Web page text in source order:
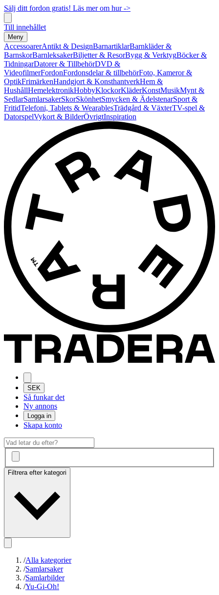
Sälj ditt fordon gratis! Läs mer om hur ->
Till innehållet
Meny
AccessoarerAntikt & DesignBarnartiklarBarnkläder &
BarnskorBarnleksakerBiljetter & ResorBygg & VerktygBöcker &
TidningarDatorer & TillbehörDVD &
VideofilmerFordonFordonsdelar & tillbehörFoto, Kameror &
OptikFrimärkenHandgjort & KonsthantverkHem &
HushållHemelektronikHobbyKlockorKläderKonstMusikMynt &
SedlarSamlarsakerSkorSkönhetSmycken & ÄdelstenarSport &
FritidTelefoni, Tablets & WearablesTrädgård & VäxterTV-spel &
DatorspelVykort & BilderÖvrigtInspiration
SEK
Så funkar det
Ny annons
Logga in
Skapa konto
Filtrera efter kategori
/Alla kategorier
/Samlarsaker
/Samlarbilder
/Yu-Gi-Oh!